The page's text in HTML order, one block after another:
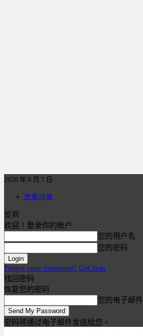
2026 年 8 月 7 日
登录/注册
签到
欢迎！登录你的帐户
您的用户名
您的密码
Forgot your password? Get help
找回密码
恢复您的密码
您的电子邮件
密码将通过电子邮件发送给您。